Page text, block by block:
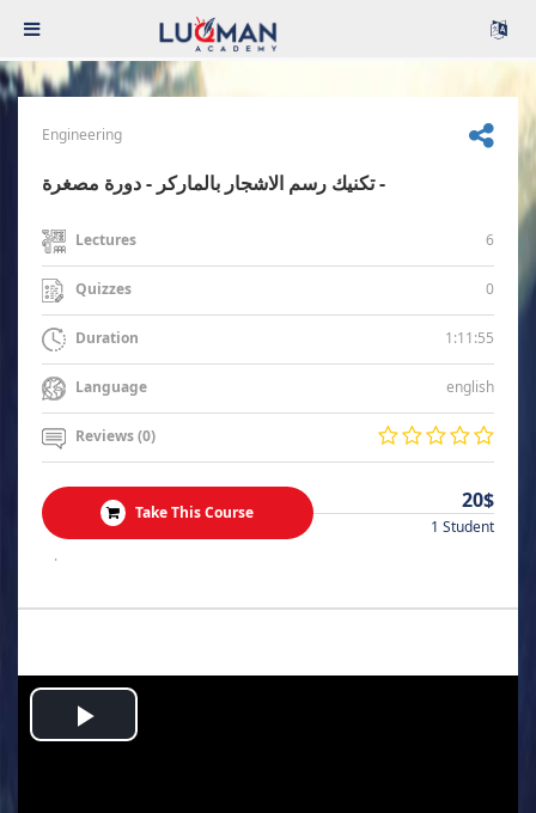
Engineering
تكنيك رسم الاشجار بالماركر - دورة مصغرة -
Lectures 6
Quizzes 0
Duration 1:11:55
Language english
Reviews (0)
Take This Course 20$
1 Student
.
Play